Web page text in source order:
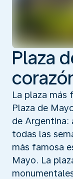
Plaza
La plaza más
Plaza de
de Argentina:
todas las
más famosa
Mayo. La